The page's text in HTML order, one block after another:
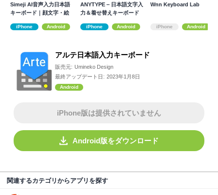
Simeji AI音声入力日本語
キーボード｜顔文字・絵
iPhone Android
ANYTYPE ‒ 日本語文字入
力＆着せ替えキーボード
iPhone Android
Wnn Keyboard Lab
iPhone Android
アルテ日本語入力キーボード
販売元: Umineko Design
最終アップデート日: 2023年1月8日
Android
iPhone版は提供されていません
Android版をダウンロード
関連するカテゴリからアプリを探す